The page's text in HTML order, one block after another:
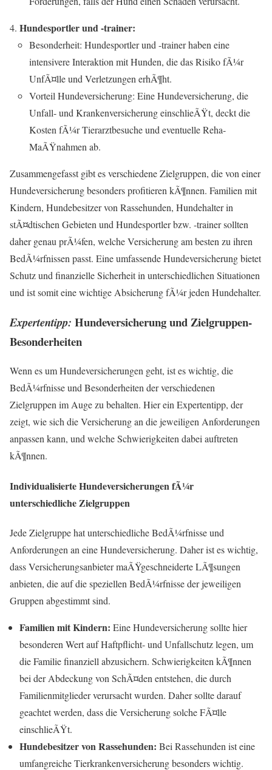
Hundesportler und -trainer:
Besonderheit: Hundesportler und -trainer haben eine
intensivere Interaktion mit Hunden, die das Risiko fÃ¼r
UnfÃ¤lle und Verletzungen erhÃ¶ht.
Vorteil Hundeversicherung: Eine Hundeversicherung, die
Unfall- und Krankenversicherung einschlieÃŸt, deckt die
Kosten fÃ¼r Tierarztbesuche und eventuelle Reha-
MaÃŸnahmen ab.
Zusammengefasst gibt es verschiedene Zielgruppen, die von einer
Hundeversicherung besonders profitieren kÃ¶nnen. Familien mit
Kindern, Hundebesitzer von Rassehunden, Hundehalter in
stÃ¤dtischen Gebieten und Hundesportler bzw. -trainer sollten
daher genau prÃ¼fen, welche Versicherung am besten zu ihren
BedÃ¼rfnissen passt. Eine umfassende Hundeversicherung bietet
Schutz und finanzielle Sicherheit in unterschiedlichen Situationen
und ist somit eine wichtige Absicherung fÃ¼r jeden Hundehalter.
Expertentipp: Hundeversicherung und Zielgruppen-
Besonderheiten
Wenn es um Hundeversicherungen geht, ist es wichtig, die
BedÃ¼rfnisse und Besonderheiten der verschiedenen
Zielgruppen im Auge zu behalten. Hier ein Expertentipp, der
zeigt, wie sich die Versicherung an die jeweiligen Anforderungen
anpassen kann, und welche Schwierigkeiten dabei auftreten
kÃ¶nnen.
Individualisierte Hundeversicherungen fÃ¼r
unterschiedliche Zielgruppen
Jede Zielgruppe hat unterschiedliche BedÃ¼rfnisse und
Anforderungen an eine Hundeversicherung. Daher ist es wichtig,
dass Versicherungsanbieter maÃŸgeschneiderte LÃ¶sungen
anbieten, die auf die speziellen BedÃ¼rfnisse der jeweiligen
Gruppen abgestimmt sind.
Familien mit Kindern: Eine Hundeversicherung sollte hier
besonderen Wert auf Haftpflicht- und Unfallschutz legen, um
die Familie finanziell abzusichern. Schwierigkeiten kÃ¶nnen
bei der Abdeckung von SchÃ¤den entstehen, die durch
Familienmitglieder verursacht wurden. Daher sollte darauf
geachtet werden, dass die Versicherung solche FÃ¤lle
einschlieÃŸt.
Hundebesitzer von Rassehunden: Bei Rassehunden ist eine
umfangreiche Tierkrankenversicherung besonders wichtig.